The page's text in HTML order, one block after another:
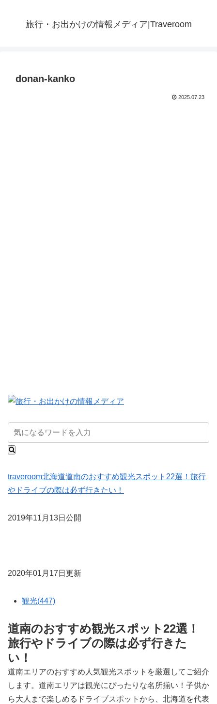
旅行・お出かけの情報メディア|Traveroom
donan-kanko
2025.07.23
traveroom北海道道南のおすすめ観光スポット22選！旅行
やドライブの際は必ず行きたい！
2019年11月13日公開
2020年01月17日更新
観光(447)
道南のおすすめ観光スポット22選！
旅行やドライブの際は必ず行きた
い！
道南エリアのおすすめ人気観光スポットを厳選してご紹介
します。道南エリアは観光にぴったりな名所揃い！子供か
ら大人まで楽しめるドライブスポットから、北海道を代表